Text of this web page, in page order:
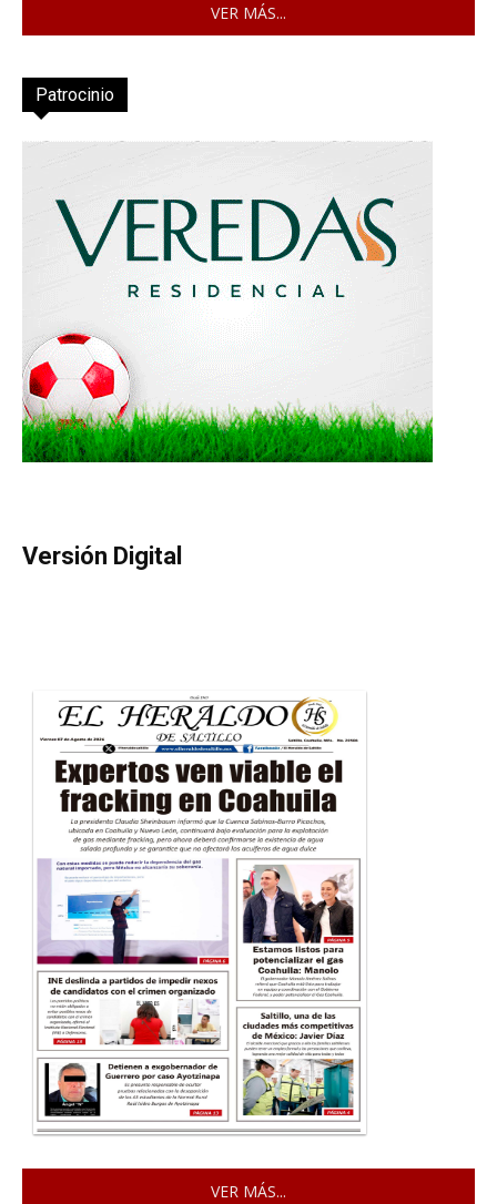
VER MÁS...
Patrocinio
Versión Digital
VER MÁS...